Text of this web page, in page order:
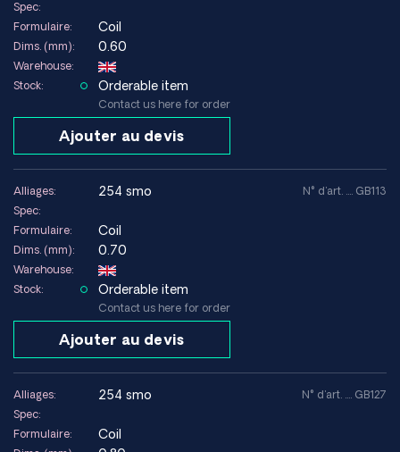
Module
d'élasticité
PREN Valeur
Soudabilité
approprié recommandé
Grâce à un réseau mondial de fournisseurs fiables, nous
proposons des solutions personnalisées et un accès rapide
au matériau anticorrosion adapté à vos besoins.
Contactez-nouspour obtenir des conseils techniques ou un
devis ; nous vous aiderons à trouver le matériau idéal pour
votre application.
spécialiste des aciers inoxydables fortement alliés, avec
Nos atouts
Gestion de la qualité certifiée ISO 9001 et AS9120
Spec:
Formulaire:
Coil
Dims. (mm): 0.60
Warehouse:
Stock:
Orderable item
Contact us here for order
Ajouter au devis
Alliages: 254 smo
Spec:
Formulaire:
Coil
Dims. (mm): 0.70
Warehouse:
Stock:
Orderable item
Contact us here for order
Ajouter au devis
N° d'art. .... GB113
Alliages: 254 smo
Spec:
Formulaire:
Coil
N° d'art. .... GB127